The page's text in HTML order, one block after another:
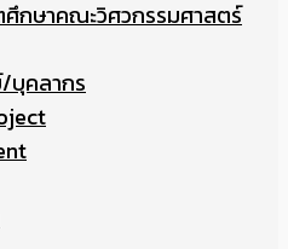
กษาคณะวิศวกรรมศาสตร์
บุคลากร